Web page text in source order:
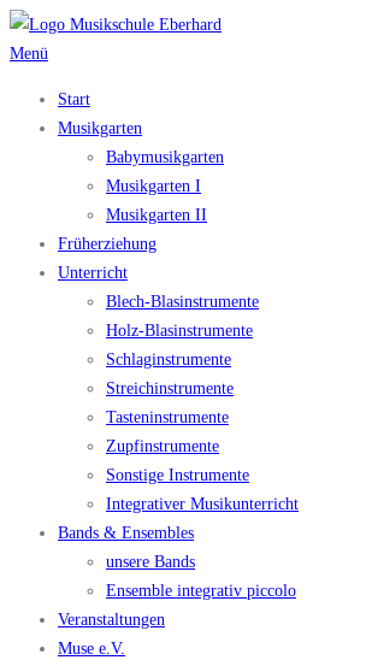
Zum
Inhalt
Menü
Start
Musikgarten
Babymusikgarten
Musikgarten I
Musikgarten II
Früherziehung
Unterricht
Blech-Blasinstrumente
Holz-Blasinstrumente
Schlaginstrumente
Streichinstrumente
Tasteninstrumente
Zupfinstrumente
Sonstige Instrumente
Integrativer Musikunterricht
Bands & Ensembles
unsere Bands
Ensemble integrativ piccolo
Veranstaltungen
Muse e.V.